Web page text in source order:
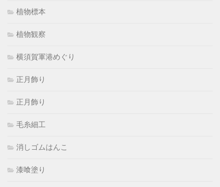
植物標本
植物観察
横須賀軍港めぐり
正月飾り
正月飾り
毛糸細工
消しゴムはんこ
漆喰塗り